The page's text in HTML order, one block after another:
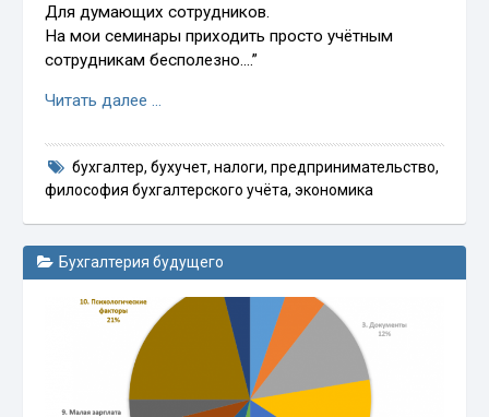
Для думающих сотрудников.
На мои семинары приходить просто учётным
сотрудникам бесполезно….”
Читать далее …
бухгалтер, бухучет, налоги, предпринимательство,
философия бухгалтерского учёта,экономика
Бухгалтерия будущего